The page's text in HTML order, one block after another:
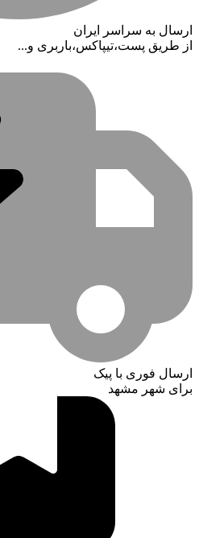
ارسال به سراسر ایران
از طریق پست،تیپاکس،باربری و...
ارسال فوری با پیک
برای شهر مشهد